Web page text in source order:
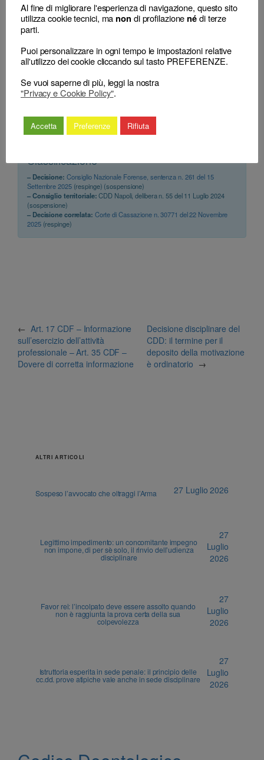
261 del 15 Settembre 2025
SENTENZA
Il mero errore materiale nell’indicazione della
norma violata non vizia la relativa condanna
disciplinare
Consiglio Nazionale Forense (pres. Greco Francesco,
261 del 15 Settembre 2025
Classificazione
– Decisione: Consiglio Nazionale Forense, sentenza n. 261 del 15
Settembre 2025(respinge) (sospensione)
– Consiglio territoriale:CDD Napoli, delibera n. 55 del 11 Luglio 2024
(sospensione)
– Decisione correlata: Corte di Cassazione n. 30771 del 22 Novembre
2025(respinge)
← Art. 17 CDF – Informazione
sull’esercizio dell’attività
professionale – Art. 35 CDF –
Dovere di corretta informazione
Decisione disciplinare del
CDD: il termine per il
deposito della motivazione
è ordinatorio →
ALTRI ARTICOLI
Sospeso l’avvocato che oltraggi l’Arma 27 Luglio 2026
Legittimo impedimento: un concomitante impegno
non impone, di per sè solo, il rinvio dell’udienza
disciplinare
27
Luglio
2026
Favor rei: l’incolpato deve essere assolto quando
non è raggiunta la prova certa della sua
colpevolezza
27
Luglio
2026
Istruttoria esperita in sede penale: il principio delle
cc.dd. prove atipiche vale anche in sede disciplinare
27
Luglio
2026
Al fine di migliorare l'esperienza di navigazione, questo sito
utilizza cookie tecnici, ma non di profilazione nédi terze
parti.
Puoi personalizzare in ogni tempo le impostazioni relative
all'utilizzo dei cookie cliccando sul tasto PREFERENZE.
Se vuoi saperne di più, leggi la nostra
"Privacy e Cookie Policy".
Accetta Preferenze Rifiuta